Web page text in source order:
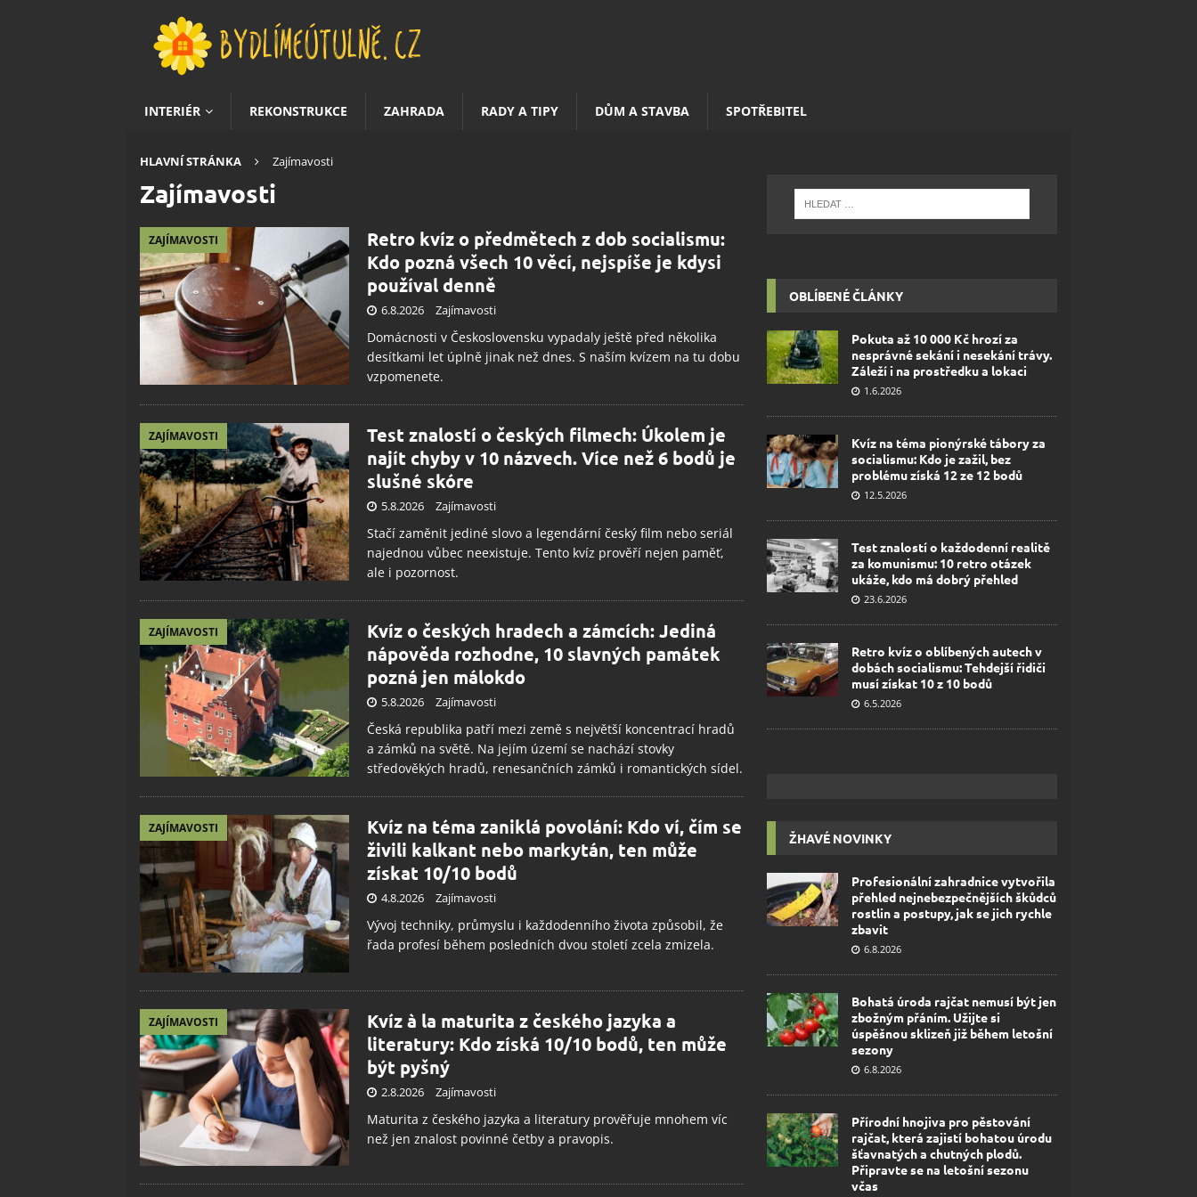
INTERIÉR REKONSTRUKCE ZAHRADA RADY A TIPY DŮM A STAVBA SPOTŘEBITEL
HLAVNÍ STRÁNKA Zajímavosti
Zajímavosti
ZAJÍMAVOSTI
Retro kvíz o předmětech z dob socialismu:
Kdo pozná všech 10 věcí, nejspíše je kdysi
používal denně
6.8.2026 Zajímavosti
Domácnosti v Československu vypadaly ještě před několika
desítkami let úplně jinak než dnes. S naším kvízem na tu dobu
vzpomenete.
ZAJÍMAVOSTI
Test znalostí o českých filmech: Úkolem je
najít chyby v 10 názvech. Více než 6 bodů je
slušné skóre
5.8.2026 Zajímavosti
Stačí zaměnit jediné slovo a legendární český film nebo seriál
najednou vůbec neexistuje. Tento kvíz prověří nejen paměť,
ale i pozornost.
ZAJÍMAVOSTI
Kvíz o českých hradech a zámcích: Jediná
nápověda rozhodne, 10 slavných památek
pozná jen málokdo
5.8.2026 Zajímavosti
Česká republika patří mezi země s největší koncentrací hradů
a zámků na světě. Na jejím území se nachází stovky
středověkých hradů, renesančních zámků i romantických sídel.
ZAJÍMAVOSTI
Kvíz na téma zaniklá povolání: Kdo ví, čím se
živili kalkant nebo markytán, ten může
získat 10/10 bodů
4.8.2026 Zajímavosti
Vývoj techniky, průmyslu i každodenního života způsobil, že
řada profesí během posledních dvou století zcela zmizela.
ZAJÍMAVOSTI
Kvíz à la maturita z českého jazyka a
literatury: Kdo získá 10/10 bodů, ten může
být pyšný
2.8.2026 Zajímavosti
Maturita z českého jazyka a literatury prověřuje mnohem víc
než jen znalost povinné četby a pravopis.
OBLÍBENÉ ČLÁNKY
Pokuta až 10 000 Kč hrozí za
nesprávné sekání i nesekání trávy.
Záleží i na prostředku a lokaci
1.6.2026
Kvíz na téma pionýrské tábory za
socialismu: Kdo je zažil, bez
problému získá 12 ze 12 bodů
12.5.2026
Test znalostí o každodenní realitě
za komunismu: 10 retro otázek
ukáže, kdo má dobrý přehled
23.6.2026
Retro kvíz o oblíbených autech v
dobách socialismu: Tehdejší řidiči
musí získat 10 z 10 bodů
6.5.2026
ŽHAVÉ NOVINKY
Profesionální zahradnice vytvořila
přehled nejnebezpečnějších škůdců
rostlin a postupy, jak se jich rychle
zbavit
6.8.2026
Bohatá úroda rajčat nemusí být jen
zbožným přáním. Užijte si
úspěšnou sklizeň již během letošní
sezony
6.8.2026
Přírodní hnojiva pro pěstování
rajčat, která zajistí bohatou úrodu
šťavnatých a chutných plodů.
Připravte se na letošní sezonu
včas